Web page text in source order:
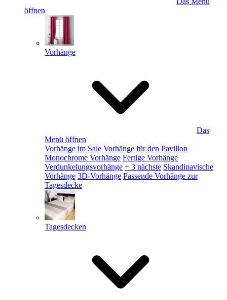
öffnen
Vorhänge
Das
Menü öffnen
Vorhänge im Sale Vorhänge für den Pavillon
Monochrome Vorhänge Fertige Vorhänge
Verdunkelungsvorhänge + 3 nächste Skandinavische
Vorhänge 3D-Vorhänge Passende Vorhänge zur
Tagesdecke
Tagesdecken